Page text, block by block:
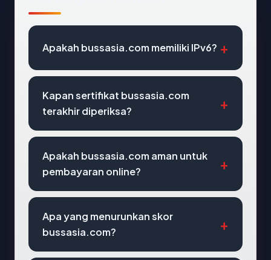
Apakah bussasia.com memiliki IPv6?
Kapan sertifikat bussasia.com
terakhir diperiksa?
Apakah bussasia.com aman untuk
pembayaran online?
Apa yang menurunkan skor
bussasia.com?